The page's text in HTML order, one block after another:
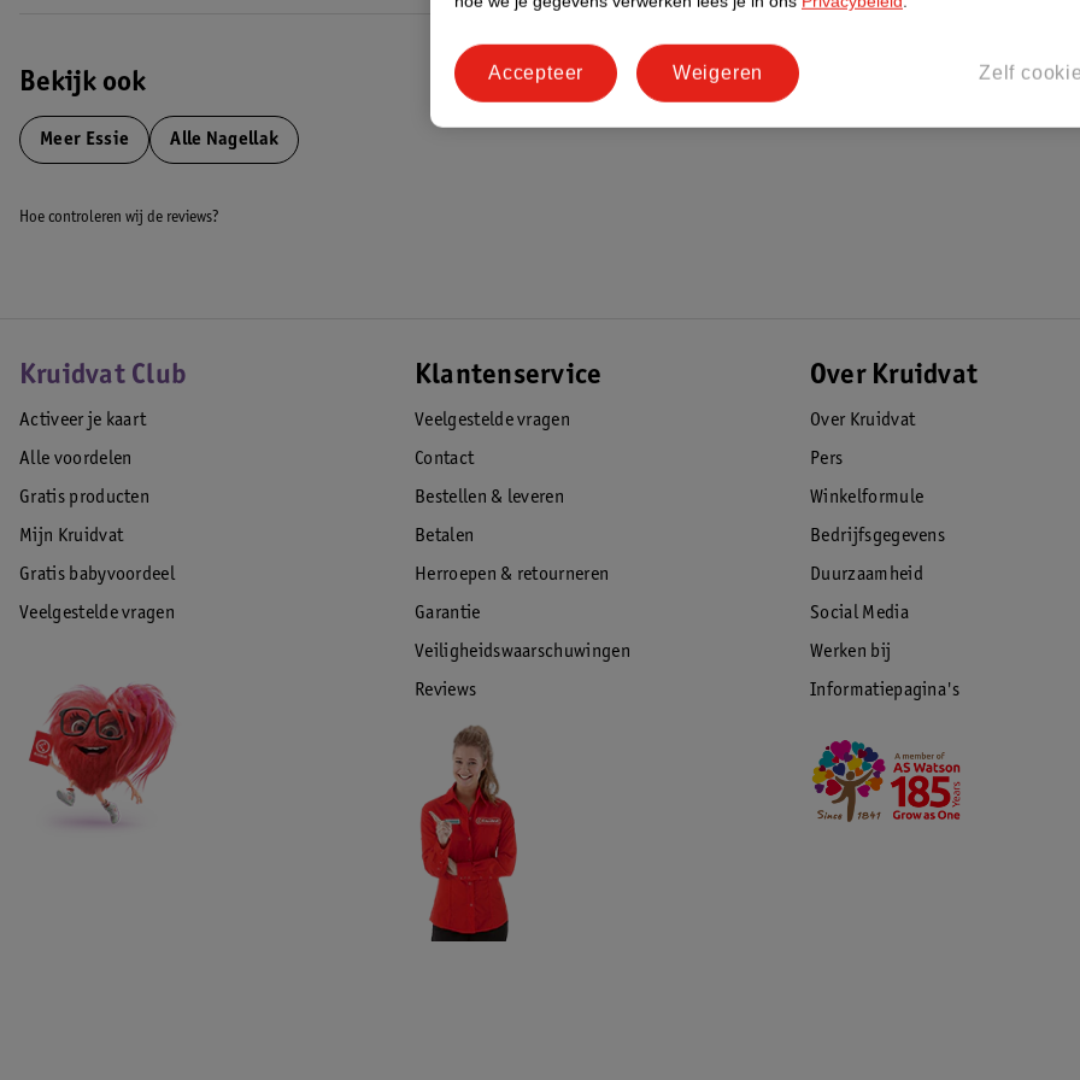
Bekijk ook
Meer Essie Alle Nagellak
Hoe controleren wij de reviews?
Kruidvat Club
Activeer je kaart
Alle voordelen
Gratis producten
Mijn Kruidvat
Gratis babyvoordeel
Veelgestelde vragen
Klantenservice
Veelgestelde vragen
Contact
Bestellen & leveren
Betalen
Herroepen & retourneren
Garantie
Veiligheidswaarschuwingen
Reviews
Over Kruidvat
Over Kruidvat
Pers
Winkelformule
Bedrijfsgegevens
Duurzaamheid
Social Media
Werken bij
Informatiepagina's
Zelf
Weigeren
Accepteer